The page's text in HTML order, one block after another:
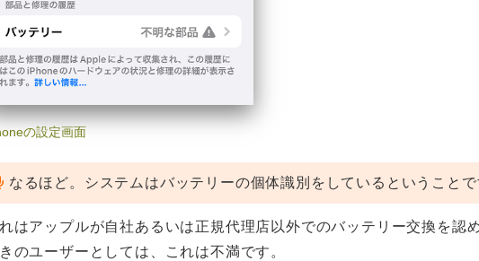
の設定画面
なるほど。システムはバッテリーの個体識別をしているということで
はアップルが自社あるいは正規代理店以外でのバッテリー交換を認
のユーザーとしては、これは不満です。